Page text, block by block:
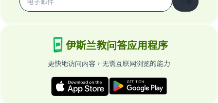
伊斯兰教问答应用程序
更快地访问内容，无需互联网浏览的能力